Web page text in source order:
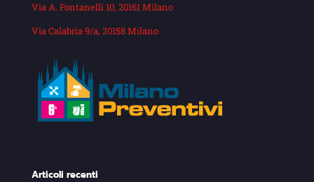
Via A. Fontanelli 10, 20161 Milano
Via Calabria 9/a, 20158 Milano
Articoli recenti